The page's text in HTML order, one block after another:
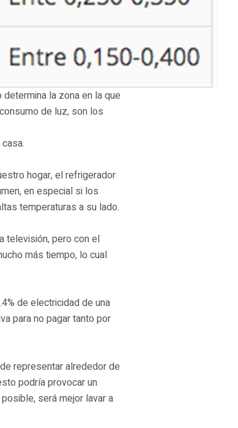
la zona en la que
de luz, son los
hogar, el refrigerador
en especial si los
temperaturas a su lado.
televisión, pero con el
más tiempo, lo cual
de electricidad de una
para no pagar tanto por
representar alrededor de
podría provocar un
será mejor lavar a